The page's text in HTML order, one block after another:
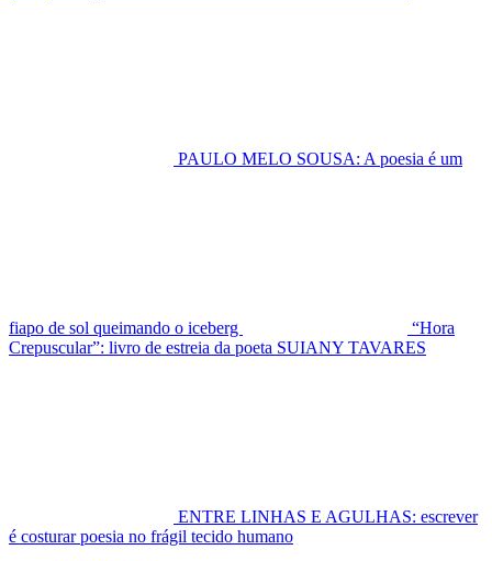
PAULO MELO SOUSA: A poesia é um
fiapo de sol queimando o iceberg
“Hora
Crepuscular”: livro de estreia da poeta SUIANY TAVARES
ENTRE LINHAS E AGULHAS: escrever
é costurar poesia no frágil tecido humano